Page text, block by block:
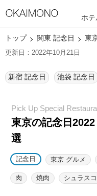
ホテ
トップ 関東 記念日 東
更新日：2022年10月21日
新宿 記念日 池袋 記念日
東京の記念日
選
記念日 東京 グルメ
肉 焼肉 シュラスコ